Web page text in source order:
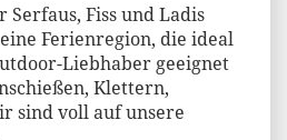
Fiss und Ladis
Ferienregion, die ideal
Liebhaber geeignet
Klettern,
sind voll auf unsere